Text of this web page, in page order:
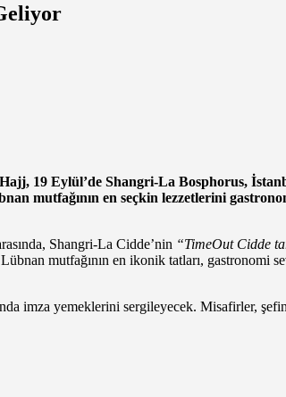
19 Eylül’de Shangri-La Bosphorus,
mutfağının en seçkin lezzetlerini
Shangri-La Cidde’nin “TimeOut Cidde
mutfağının en ikonik tatları, gastronomi
imza yemeklerini sergileyecek. Misafirler,